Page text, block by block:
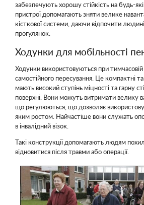
забезпечують хорошу стійкість на будь-
пристрої допомагають зняти велике
кісткової системи, даючи відпочити
прогулянок.
Ходунки для мобільності
Ходунки використовуються при тимчасовій
самостійного пересування. Це компактні
мають високий ступінь міцності та гарну
поверхні. Вони можуть витримати велику
що регулюються, що дозволяє
яким ростом. Найчастіше вони служать
в інвалідний візок.
Такі конструкції допомагають людям
відновитися після травми або операції.